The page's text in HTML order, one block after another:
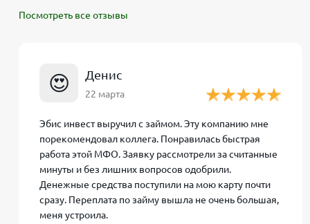
постоянной регистрацией на территории России.
кредитует пенсионеров старше 70 лет).
трудоустройство и стабильный доход
являются
стажем не менее 3 месяцев на текущем месте.
Инвест не сможет (организация лояльна только
оформления займа не нужны поручители и залоги
проверки платежеспособности заемщика.
Посмотреть все отзывы
😍 Денис
22 марта
Эбис инвест выручил с займом. Эту компанию мне
порекомендовал коллега. Понравилась быстрая
работа этой МФО. Заявку рассмотрели за считанные
минуты и без лишних вопросов одобрили.
Денежные средства поступили на мою карту почти
сразу. Переплата по займу вышла не очень большая,
меня устроила.